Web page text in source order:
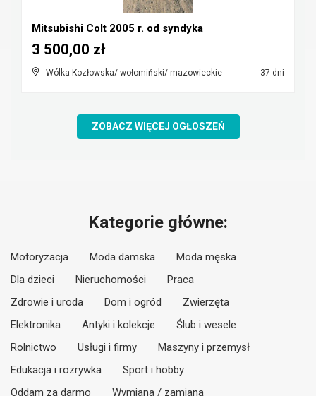
Mitsubishi Colt 2005 r. od syndyka
Wólka Kozłowska/ wołomiński/ mazowieckie 37 dni
3 500,00 zł
ZOBACZ WIĘCEJ OGŁOSZEŃ
Kategorie główne:
Motoryzacja Moda damska
Moda męska
Dla dzieci
Nieruchomości
Praca
Zdrowie i uroda
Dom i ogród
Zwierzęta
Elektronika
Antyki i kolekcje
Ślub i wesele
Rolnictwo
Usługi i firmy
Maszyny i przemysł
Edukacja i rozrywka
Sport i hobby
Oddam za darmo
Wymiana / zamiana